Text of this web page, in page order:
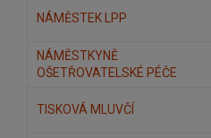
NÁMĚSTEK LPP
NÁMĚSTKYNĚ
OŠETŘOVATELSKÉ PÉČE
TISKOVÁ MLUVČÍ